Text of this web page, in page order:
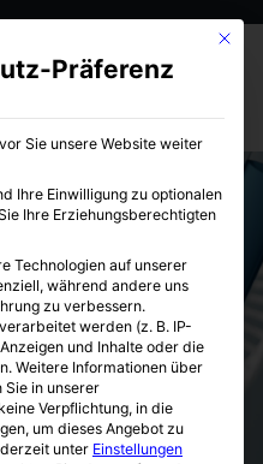
Mit
Präferenz
Sie unsere Website weiter
Ihre Einwilligung zu optionalen
Ihre Erziehungsberechtigten
Technologien auf unserer
während andere uns
zu verbessern.
werden (z. B. IP-
und Inhalte oder die
Weitere Informationen über
Sie in unserer
Verpflichtung, in die
um dieses Angebot zu
unter Einstellungen